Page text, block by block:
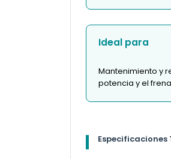
Ideal para
Mantenimiento y
potencia y el
Especificaciones